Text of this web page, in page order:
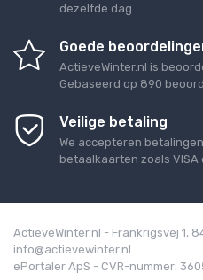
dezelfde dag.
Goede
ActieveWinter.nl is
Gebaseerd op 890
Veilige betaling
We accepteren
betaalkaarten zoals VISA
ActieveWinter.nl - Frankrigsvej 1,
info@actievewinter.nl
ePortaler ApS - CVR-nummer: